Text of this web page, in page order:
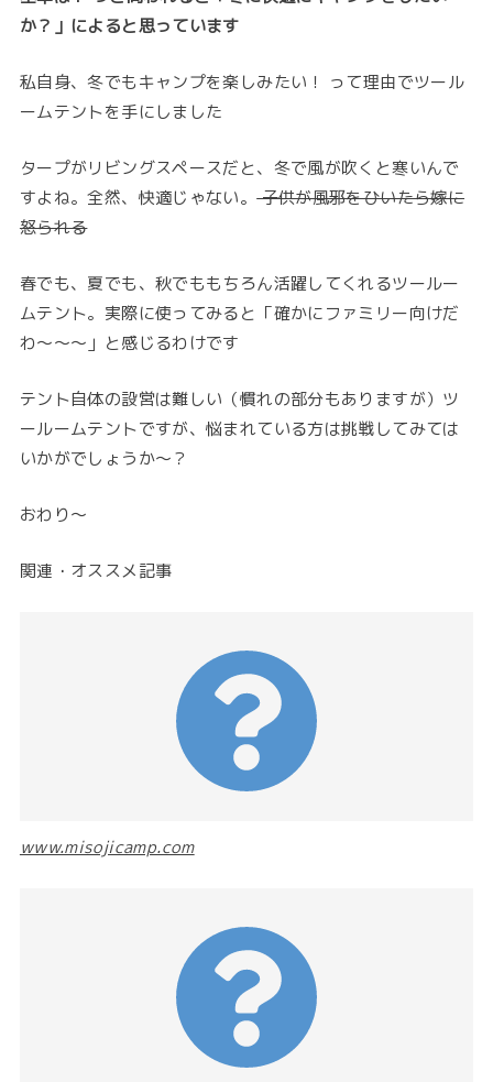
か？」によると思っています
私自身、冬でもキャンプを楽しみたい！ って理由でツール
ームテントを手にしました
タープがリビングスペースだと、冬で風が吹くと寒いんで
すよね。全然、快適じゃない。子供が風邪をひいたら嫁に
怒られる
春でも、夏でも、秋でももちろん活躍してくれるツールー
ムテント。実際に使ってみると「確かにファミリー向けだ
わ〜〜〜」と感じるわけです
テント自体の設営は難しい（慣れの部分もありますが）ツ
ールームテントですが、悩まれている方は挑戦してみては
いかがでしょうか〜？
おわり〜
関連・オススメ記事
www.misojicamp.com